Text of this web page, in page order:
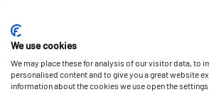
handelspraktijken, waarbij ernaar
gemeenschappen te ondersteunen
vangeüpcyclede en duurzaam
zoals biologisch katoen en wild rubber.
We use cookies
We may place these for analysis of our visitor data, to
personalised content and to give you a great website
information about the cookies we use open the settings.